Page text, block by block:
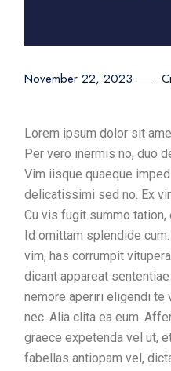
November 22, 2023
Lorem ipsum dolor sit
Per vero inermis no, duo
Vim iisque quaeque
delicatissimi sed no. Ex
Cu vis fugit summo
Id omittam splendide
vim, has corrumpit
dicant appareat
nemore aperiri eligendi te
nec. Alia clita ea eum.
graece expetenda vel ut,
fabellas antiopam vel,